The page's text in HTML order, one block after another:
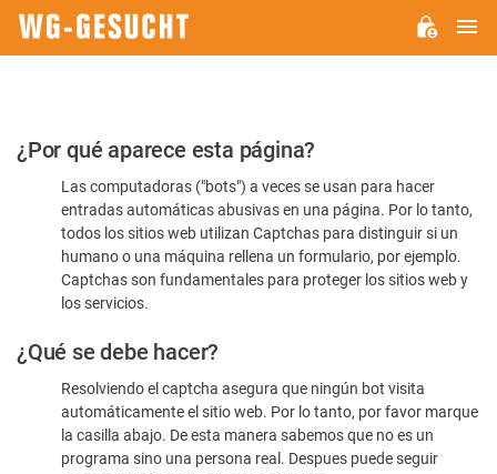
Por
favor,
confirme
humano
¿Por qué aparece esta página?
Las computadoras ("bots") a veces se usan para hacer
entradas automáticas abusivas en una página. Por lo tanto,
todos los sitios web utilizan Captchas para distinguir si un
humano o una máquina rellena un formulario, por ejemplo.
Captchas son fundamentales para proteger los sitios web y
los servicios.
¿Qué se debe hacer?
Resolviendo el captcha asegura que ningún bot visita
automáticamente el sitio web. Por lo tanto, por favor marque
la casilla abajo. De esta manera sabemos que no es un
programa sino una persona real. Despues puede seguir